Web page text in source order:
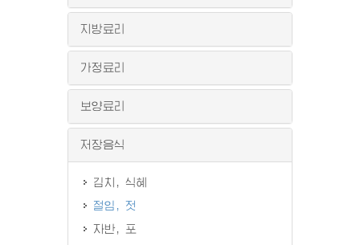
지방료리
가정료리
보양료리
저장음식
김치, 식혜
절임, 젓
자반, 포